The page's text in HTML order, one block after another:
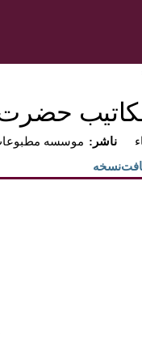
حضرت
موسسه مطبوعات :ناشر